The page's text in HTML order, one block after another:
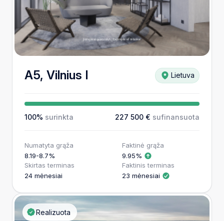
A5, Vilnius I Lietuva
100% surinkta 227 500 € sufinansuota
Numatyta grąža
8.19-8.7%
Faktinė grąža
9.95%
Skirtas terminas
24 mėnesiai
Faktinis terminas
23 mėnesiai
Realizuota